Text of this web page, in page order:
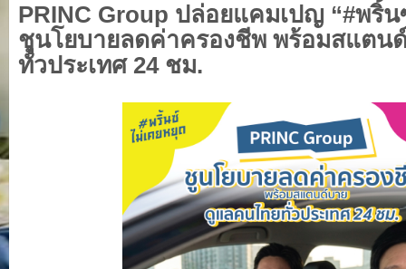
PRINC Group ปล่อยแคมเปญ “#พริ้น
ชูนโยบายลดค่าครองชีพ พร้อมสแตน
ทั่วประเทศ 24 ชม.